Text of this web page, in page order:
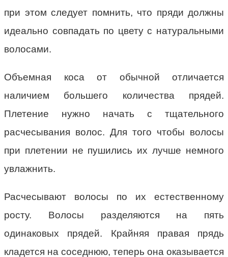
при этом следует помнить, что пряди должны
идеально совпадать по цвету с натуральными
волосами.
Объемная коса от обычной отличается
наличием большего количества прядей.
Плетение нужно начать с тщательного
расчесывания волос. Для того чтобы волосы
при плетении не пушились их лучше немного
увлажнить.
Расчесывают волосы по их естественному
росту. Волосы разделяются на пять
одинаковых прядей. Крайняя правая прядь
кладется на соседнюю, теперь она оказывается